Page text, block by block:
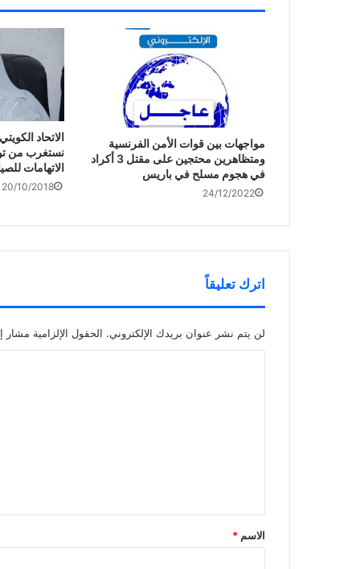
مواجهات بين قوات الأمن الفرنسية
ومتظاهرين محتجين على مقتل 3 أكراد
في هجوم مسلح في باريس
24/12/2022
الاتحاد
نستغرب من
الاتهامات
20/10/2018
اترك تعليقاً
لن يتم نشر عنوان بريدك الإلكتروني. الحقول الإلزامية مشار
*
الاسم *